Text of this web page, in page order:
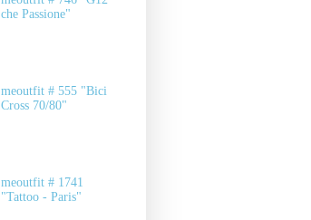
che Passione"
meoutfit # 555 "Bici
Cross 70/80"
meoutfit # 1741
"Tattoo - Paris"